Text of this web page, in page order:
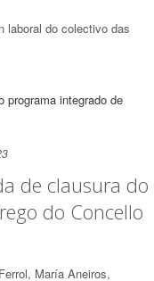
laboral do colectivo das
de clausura do
do Concello
María Aneiros,